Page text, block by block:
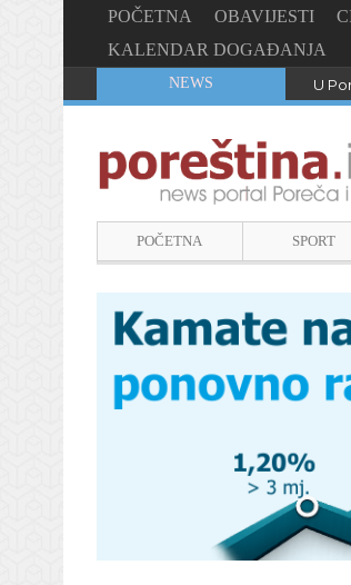
POČETNA OBAVIJESTI
KALENDAR DOGAĐANJA
NEWS U
POČETNA SPORT